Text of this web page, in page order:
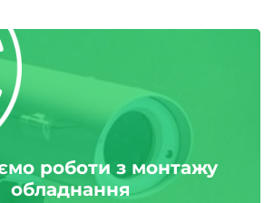
роботи з монтажу
обладнання